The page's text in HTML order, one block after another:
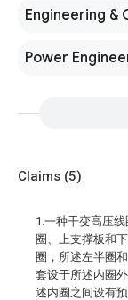
Engineering &
Power
Claims (5)
1.一种干变高压
圈、上支撑板和
圈，所述左半圈
套设于所述内圈
述内圈之间设有